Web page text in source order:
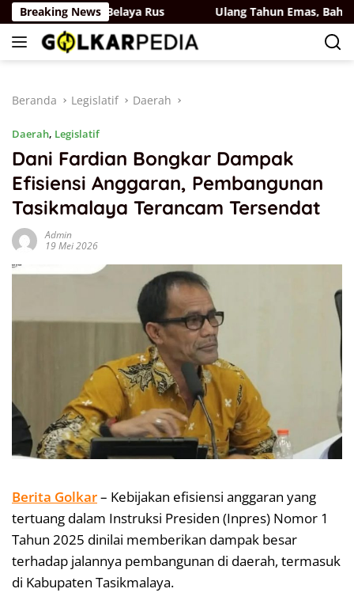
Langsung
ke
konten
Breaking News
Partai Belaya Rus Ulang Tahun Emas, Bahlil
Beranda Legislatif Daerah
Daerah, Legislatif
Dani Fardian Bongkar Dampak
Efisiensi Anggaran, Pembangunan
Tasikmalaya Terancam Tersendat
Admin
19 Mei 2026
Berita Golkar– Kebijakan efisiensi anggaran yang
tertuang dalam Instruksi Presiden (Inpres) Nomor 1
Tahun 2025 dinilai memberikan dampak besar
terhadap jalannya pembangunan di daerah, termasuk
di Kabupaten Tasikmalaya.